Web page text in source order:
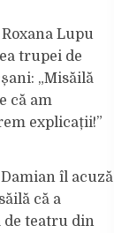
Lupu
trupei de
„Misăilă
că am
explicații!”
îl acuză
că a
de teatru din